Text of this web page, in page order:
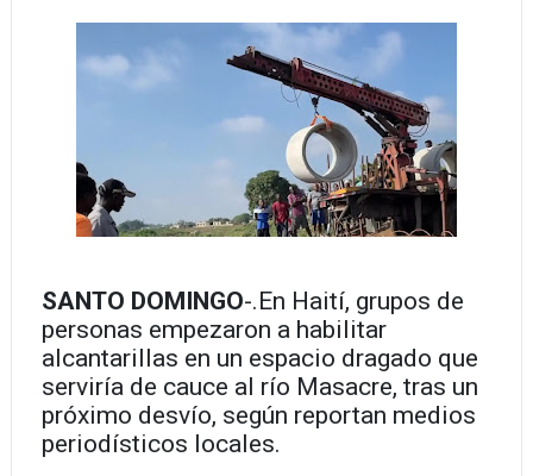
SANTO DOMINGO-.En Haití, grupos de
personas empezaron a habilitar
alcantarillas en un espacio dragado que
serviría de cauce al río Masacre, tras un
próximo desvío, según reportan medios
periodísticos locales.